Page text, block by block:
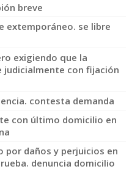
breve
extemporáneo. se libre
exigiendo que la
con fijación
contesta demanda
con último domicilio en
por daños y perjuicios en
denuncia domicilio